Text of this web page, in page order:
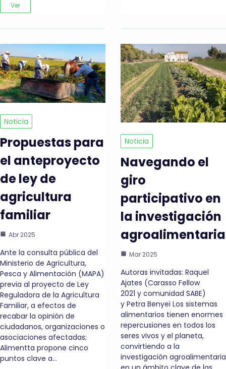
Ver
Noticia
Propuestas para
el anteproyecto
de ley de
agricultura
familiar
Abr 2025
Ante la consulta pública del
Ministerio de Agricultura,
Pesca y Alimentación (MAPA)
previa al proyecto de Ley
Reguladora de la Agricultura
Familiar, a efectos de
recabar la opinión de
ciudadanos, organizaciones o
asociaciones afectadas;
Alimentta propone cinco
puntos clave a…
Noticia
Navegando el
giro
participativo en
la investigación
agroalimentaria
Mar 2025
Autoras invitadas: Raquel
Ajates (Carasso Fellow
2021 y comunidad SABE)
y Petra Benyei Los sistemas
alimentarios tienen enormes
repercusiones en todos los
seres vivos y el planeta,
convirtiendo a la
investigación agroalimentaria